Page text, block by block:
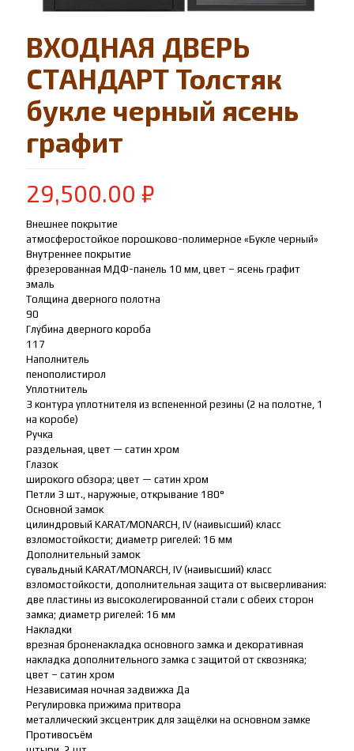
ВХОДНАЯ ДВЕРЬ
СТАНДАРТ Толстяк
букле черный ясень
графит
29,500.00 ₽
Внешнее покрытие
атмосферостойкое порошково-полимерное «Букле черный»
Внутреннее покрытие
фрезерованная МДФ-панель 10 мм, цвет – ясень графит
эмаль
Толщина дверного полотна
90
Глубина дверного короба
117
Наполнитель
пенополистирол
Уплотнитель
3 контура уплотнителя из вспененной резины (2 на полотне, 1
на коробе)
Ручка
раздельная, цвет — сатин хром
Глазок
широкого обзора; цвет — сатин хром
Петли 3 шт., наружные, открывание 180°
Основной замок
цилиндровый KARAT/MONARCH, IV (наивысший) класс
взломостойкости; диаметр ригелей: 16 мм
Дополнительный замок
сувальдный KARAT/MONARCH, IV (наивысший) класс
взломостойкости, дополнительная защита от высверливания:
две пластины из высоколегированной стали с обеих сторон
замка; диаметр ригелей: 16 мм
Накладки
врезная броненакладка основного замка и декоративная
накладка дополнительного замка с защитой от сквозняка;
цвет – сатин хром
Независимая ночная задвижка Да
Регулировка прижима притвора
металлический эксцентрик для защёлки на основном замке
Противосъём